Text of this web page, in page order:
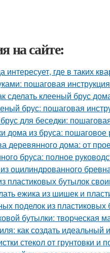
на сайте:
где в таких
пошаговая
сделать клееный брус
брус: пошаговая
для беседки:
дома из бруса: пошаговое
деревянного дома: от
бруса: полное
оцилиндрованного
пластиковых бутылок
ежика из шишек и
поделок из пластиковых
бутылки: творческая
как создать идеальный
стекол от грунтовки и